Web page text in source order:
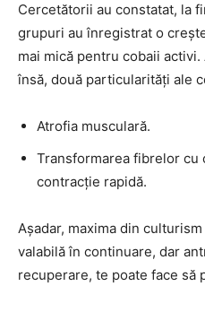
Cercetătorii au constatat, la
grupuri au înregistrat o
mai mică pentru cobaii
însă, două particularități ale
Atrofia musculară.
Transformarea fibrelor
contracție rapidă.
Așadar, maxima din culturism
valabilă în continuare, dar
recuperare, te poate face să